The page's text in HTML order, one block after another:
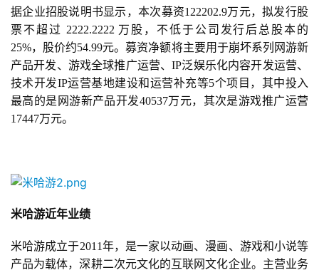
据企业招股说明书显示，本次募资122202.9万元，拟发行股
票不超过 2222.2222 万股，不低于公司发行后总股本的
25%，股价约54.99元。募资净额将主要用于崩坏系列网游新
产品开发、游戏全球推广运营、IP泛娱乐化内容开发运营、
技术开发IP运营基地建设和运营补充等5个项目，其中投入
最高的是网游新产品开发40537万元，其次是游戏推广运营
17447万元。
米哈游近年业绩
米哈游成立于2011年，是一家以动画、漫画、游戏和小说等
产品为载体，深耕二次元文化的互联网文化企业。主营业务